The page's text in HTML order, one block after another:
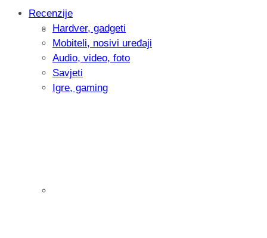
Intervju: Goran Jović, fotograf -
Recenzije
Hardver, gadgeti
Mobiteli, nosivi uređaji
Audio, video, foto
Savjeti
Igre, gaming